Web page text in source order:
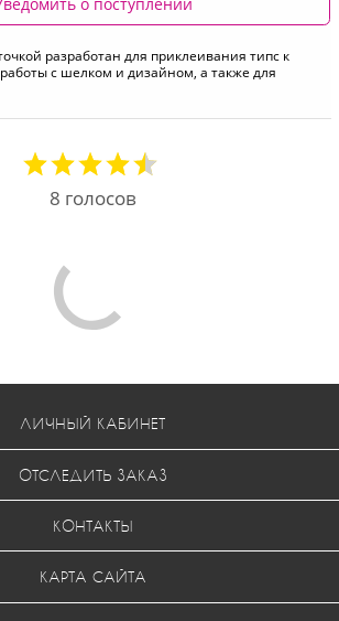
разработан для приклеивания типс к
с шелком и дизайном, а также для
8 голосов
ЛИЧНЫЙ КАБИНЕТ
ОТСЛЕДИТЬ ЗАКАЗ
КОНТАКТЫ
КАРТА САЙТА